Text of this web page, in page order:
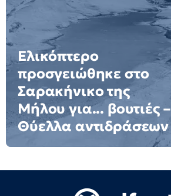
Ελικόπτερο
προσγειώθηκε στο
Σαρακήνικο της
Μήλου για... βουτιές –
Θύελλα αντιδράσεων